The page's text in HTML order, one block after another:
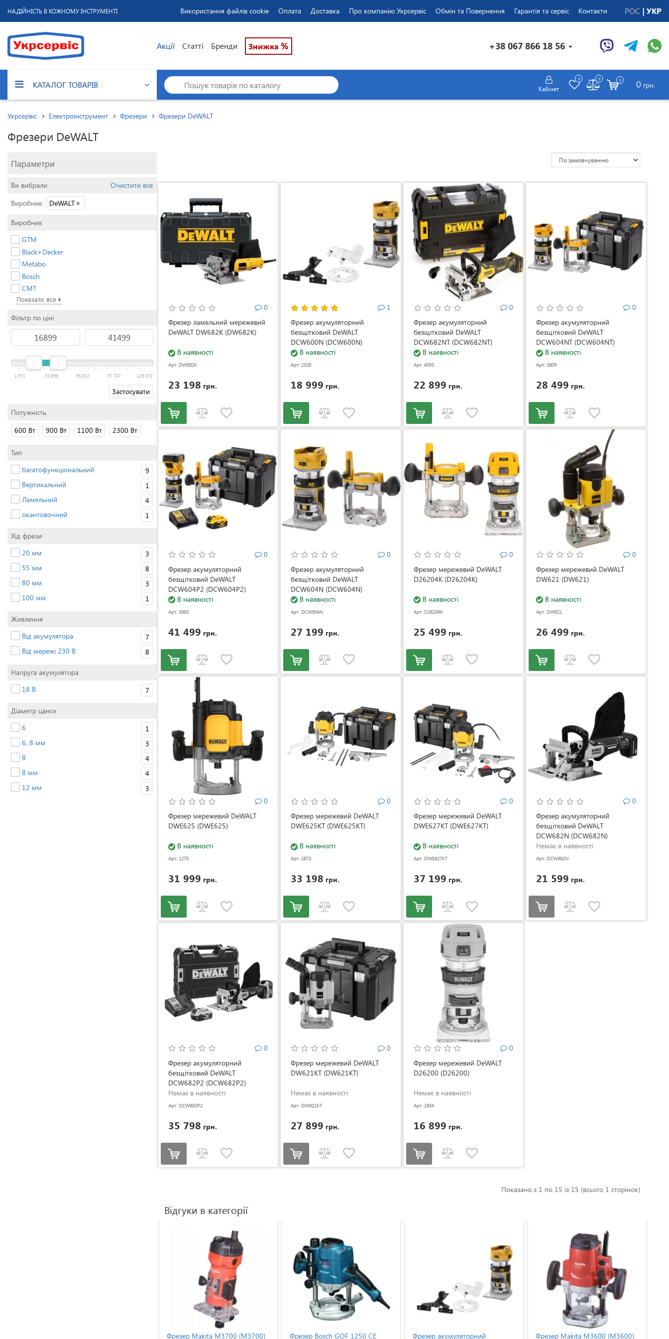
НАДІЙНІСТЬ В КОЖНОМУ ІНСТРУМЕНТІ Використання файлів cookie Оплата Доставка Про компанію Укрсервіс Обмін та Повернення Гарантія та сервіс Контакти РОС УКР
Акції Статті Бренди Знижка % +38 067 866 18 56
КАТАЛОГ ТОВАРІВ Кабінет
0 0 0 0 грн.
Укрсервіс Електроінструмент Фрезери Фрезери DeWALT
Фрезери DeWALT
Параметри
Ви вибрали
Очистити все
Виробник
DeWALT ×
Виробник
GTM
Black+Decker
Metabo
Bosch
CMT
Показати все
Фільтр по ціні
1 971 33 896 65 822 97 747 129 672
Застосувати
Потужність
600 Вт
900 Вт 1100 Вт 2300 Вт
Тип
багатофункціональний
9
Вертикальний
1
Ламельний
4
окантовочний
1
Хід фрези
20 мм
3
55 мм
8
80 мм
3
100 мм
1
Живлення
Від акумулятора
7
Від мережі 230 В
8
Напруга акумулятора
18 В
7
Діаметр цанги
6
1
6, 8 мм
3
8
4
8 мм
4
12 мм
3
0
Фрезер ламельний мережевий
DeWALT DW682K (DW682K)
В наявності
Арт: DW682K
23 198 грн.
1
Фрезер акумуляторний
безщітковий DeWALT
DCW600N (DCW600N)
В наявності
Арт: 2328
18 999 грн.
0
Фрезер акумуляторний
безщітковий DeWALT
DCW682NT (DCW682NT)
В наявності
Арт: 4093
22 899 грн.
0
Фрезер акумуляторний
безщітковий DeWALT
DCW604NT (DCW604NT)
В наявності
Арт: 3809
28 499 грн.
0
Фрезер акумуляторний
безщітковий DeWALT
DCW604P2 (DCW604P2)
В наявності
Арт: 3960
41 499 грн.
0
Фрезер акумуляторний
безщітковий DeWALT
DCW604N (DCW604N)
В наявності
Арт: DCW604N
27 199 грн.
0
Фрезер мережевий DeWALT
D26204K (D26204K)
В наявності
Арт: D26204K
25 499 грн.
0
Фрезер мережевий DeWALT
DW621 (DW621)
В наявності
Арт: DW621
26 499 грн.
0
Фрезер мережевий DeWALT
DWE625 (DWE625)
В наявності
Арт: 1270
31 999 грн.
0
Фрезер мережевий DeWALT
DWE625KT (DWE625KT)
В наявності
Арт: 2873
33 198 грн.
0
Фрезер мережевий DeWALT
DWE627KT (DWE627KT)
В наявності
Арт: DWE627KT
37 199 грн.
0
Фрезер акумуляторний
безщітковий DeWALT
DCW682N (DCW682N)
Немає в наявності
Арт: DCW682N
21 599 грн.
0
Фрезер акумуляторний
безщітковий DeWALT
DCW682P2 (DCW682P2)
Немає в наявності
Арт: DCW682P2
35 798 грн.
0
Фрезер мережевий DeWALT
DW621KT (DW621KT)
Немає в наявності
Арт: DW621KT
27 899 грн.
0
Фрезер мережевий DeWALT
D26200 (D26200)
Немає в наявності
Арт: 1654
16 899 грн.
Показано з 1 по 15 із 15 (всього 1 сторінок)
Відгуки в категорії
Фрезер Makita M3700 (M3700)
Фрезер Bosch GOF 1250 CE
Фрезер акумуляторний
Фрезер Makita M3600 (M3600)
Фрезер Metabo KFM 9-3 RF